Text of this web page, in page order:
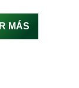
MÁS